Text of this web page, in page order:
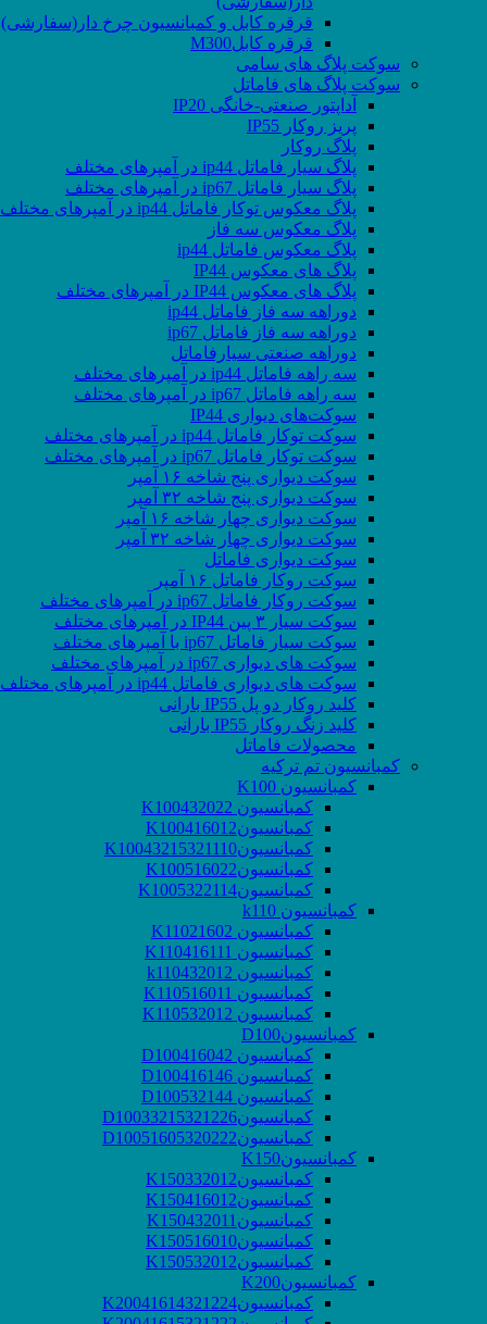
قرقره کابل و کمبانسیون چرخ دار(سفارشی)
قرقره کابلM300
سوکت پلاگ های سامی
سوکت پلاگ های فاماتل
آداپتور صنعتی-خانگی IP20
پریز روکار IP55
پلاگ روکار
پلاگ سیار فاماتل ip44 در آمپرهای مختلف
پلاگ سیار فاماتل ip67 در آمپرهای مختلف
پلاگ معکوس توکار فاماتل ip44 در آمپرهای مختلف
پلاگ معکوس سه فاز
پلاگ معکوس فاماتل ip44
پلاگ های معکوس IP44
پلاگ های معکوس IP44 در آمپرهای مختلف
دوراهه سه فاز فاماتل ip44
دوراهه سه فاز فاماتل ip67
دوراهه صنعتی سیارفاماتل
سه راهه فاماتل ip44 در آمپرهای مختلف
سه راهه فاماتل ip67 در آمپرهای مختلف
سوکت‌های دیواری IP44
سوکت توکار فاماتل ip44 در آمپرهای مختلف
سوکت توکار فاماتل ip67 در آمپرهای مختلف
سوکت دیواری پنج شاخه ۱۶ آمپر
سوکت دیواری پنج شاخه ۳۲ آمپر
سوکت دیواری چهار شاخه ۱۶ آمپر
سوکت دیواری چهار شاخه ۳۲ آمپر
سوکت دیواری فاماتل
سوکت روکار فاماتل ۱۶ آمپر
سوکت روکار فاماتل ip67 در آمپرهای مختلف
سوکت سیار ۳ پین IP44 در آمپرهای مختلف
سوکت سیار فاماتل ip67 با آمپرهای مختلف
سوکت های دیواری ip67 در آمپرهای مختلف
سوکت های دیواری فاماتل ip44 در آمپرهای مختلف
کلید روکار دو پل IP55 بارانی
کلید زنگ روکار IP55 بارانی
محصولات فاماتل
کمبانسیون تم ترکیه
کمبانسیون K100
کمبانسیون K100432022
کمبانسیونK100416012
کمبانسیونK10043215321110
کمبانسیونK100516022
کمبانسیونK1005322114
کمبانسیون k110
کمبانسیون K11021602
کمبانسیون K110416111
کمبانسیون k110432012
کمبانسیون K110516011
کمبانسیون K110532012
کمبانسیونD100
کمبانسیون D100416042
کمبانسیون D100416146
کمبانسیون D100532144
کمبانسیونD10033215321226
کمبانسیونD10051605320222
کمبانسیونK150
کمبانسیونK150332012
کمبانسیونK150416012
کمبانسیونK150432011
کمبانسیونK150516010
کمبانسیونK150532012
کمبانسیونK200
کمبانسیونK20041614321224